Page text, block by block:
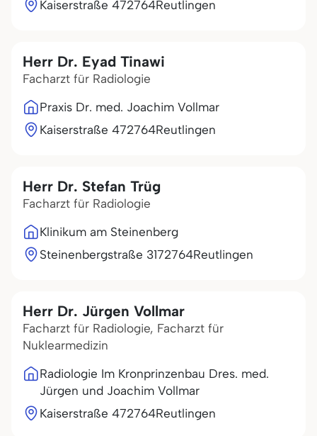
Kaiserstraße 472764Reutlingen
Herr Dr. Eyad Tinawi
Facharzt für Radiologie
Praxis Dr. med. Joachim Vollmar
Kaiserstraße 472764Reutlingen
Herr Dr. Stefan Trüg
Facharzt für Radiologie
Klinikum am Steinenberg
Steinenbergstraße 3172764Reutlingen
Herr Dr. Jürgen Vollmar
Facharzt für Radiologie, Facharzt für
Nuklearmedizin
Radiologie Im Kronprinzenbau Dres. med.
Jürgen und Joachim Vollmar
Kaiserstraße 472764Reutlingen